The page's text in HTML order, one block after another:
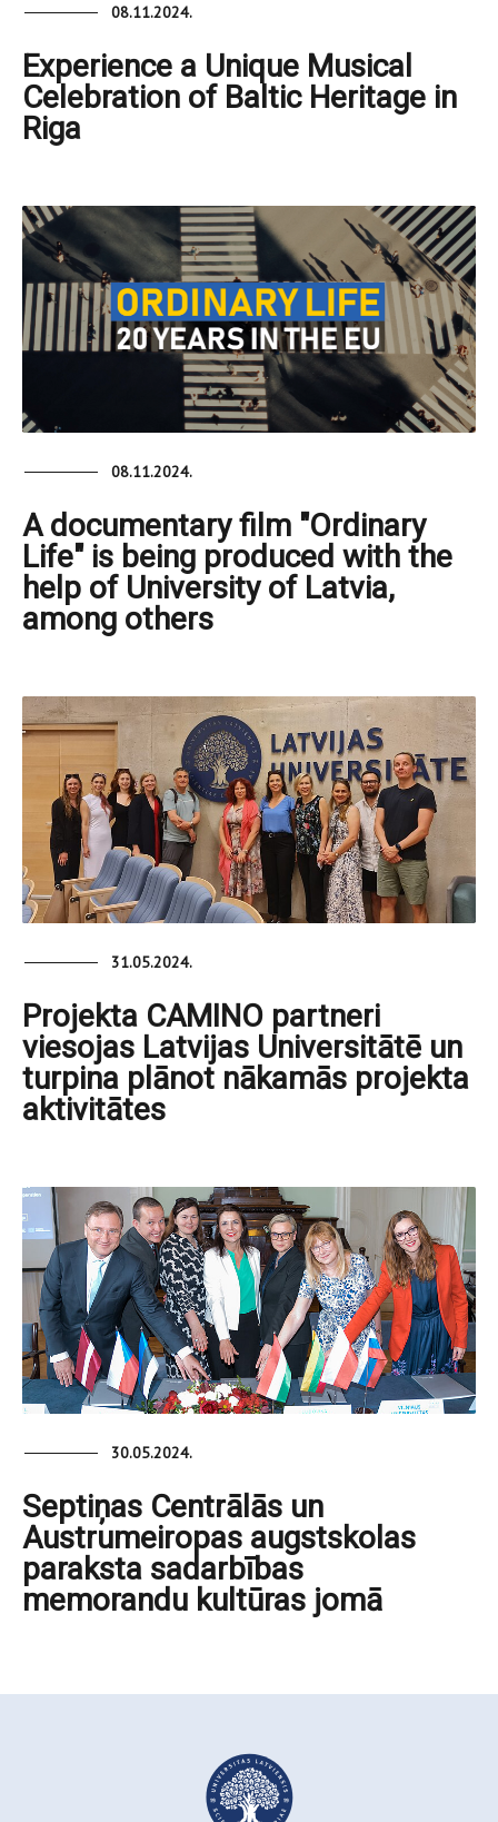
08.11.2024.
Experience a Unique Musical
Celebration of Baltic Heritage in
Riga
08.11.2024.
A documentary film "Ordinary
Life" is being produced with the
help of University of Latvia,
among others
31.05.2024.
Projekta CAMINO partneri
viesojas Latvijas Universitātē un
turpina plānot nākamās projekta
aktivitātes
30.05.2024.
Septiņas Centrālās un
Austrumeiropas augstskolas
paraksta sadarbības
memorandu kultūras jomā